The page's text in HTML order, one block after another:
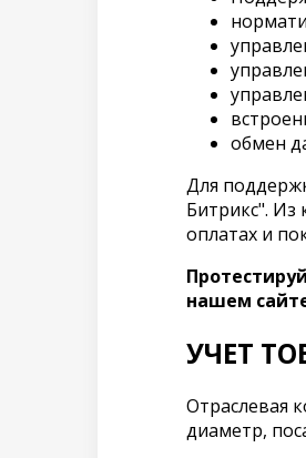
обмен
Для
Битрикс". Из
оплатах и
нашем
УЧЕТ
Отраслевая
диаметр,